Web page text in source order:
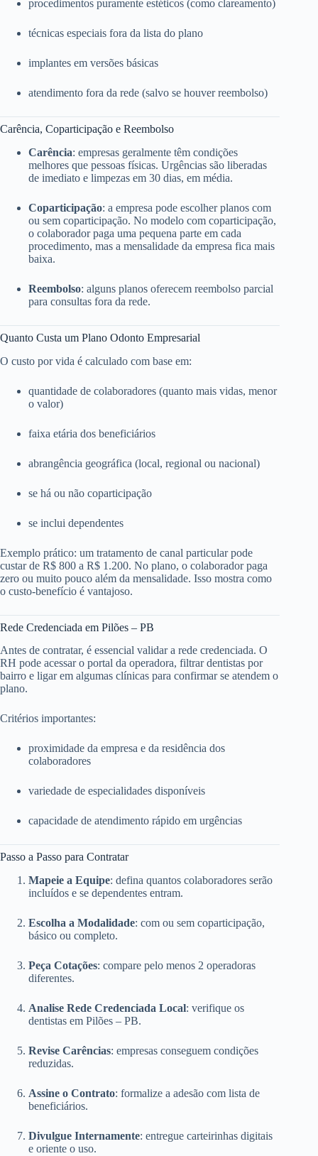
procedimentos puramente estéticos (como clareamento)
técnicas especiais fora da lista do plano
implantes em versões básicas
atendimento fora da rede (salvo se houver reembolso)
Carência, Coparticipação e Reembolso
Carência: empresas geralmente têm condições
melhores que pessoas físicas. Urgências são liberadas
de imediato e limpezas em 30 dias, em média.
Coparticipação: a empresa pode escolher planos com
ou sem coparticipação. No modelo com coparticipação,
o colaborador paga uma pequena parte em cada
procedimento, mas a mensalidade da empresa fica mais
baixa.
Reembolso: alguns planos oferecem reembolso parcial
para consultas fora da rede.
Quanto Custa um Plano Odonto Empresarial
O custo por vida é calculado com base em:
quantidade de colaboradores (quanto mais vidas, menor
o valor)
faixa etária dos beneficiários
abrangência geográfica (local, regional ou nacional)
se há ou não coparticipação
se inclui dependentes
Exemplo prático: um tratamento de canal particular pode
custar de R$ 800 a R$ 1.200. No plano, o colaborador paga
zero ou muito pouco além da mensalidade. Isso mostra como
o custo-benefício é vantajoso.
Rede Credenciada em Pilões – PB
Antes de contratar, é essencial validar a rede credenciada. O
RH pode acessar o portal da operadora, filtrar dentistas por
bairro e ligar em algumas clínicas para confirmar se atendem o
plano.
Critérios importantes:
proximidade da empresa e da residência dos
colaboradores
variedade de especialidades disponíveis
capacidade de atendimento rápido em urgências
Passo a Passo para Contratar
Mapeie a Equipe: defina quantos colaboradores serão
incluídos e se dependentes entram.
Escolha a Modalidade: com ou sem coparticipação,
básico ou completo.
Peça Cotações: compare pelo menos 2 operadoras
diferentes.
Analise Rede Credenciada Local: verifique os
dentistas em Pilões – PB.
Revise Carências: empresas conseguem condições
reduzidas.
Assine o Contrato: formalize a adesão com lista de
beneficiários.
Divulgue Internamente: entregue carteirinhas digitais
e oriente o uso.